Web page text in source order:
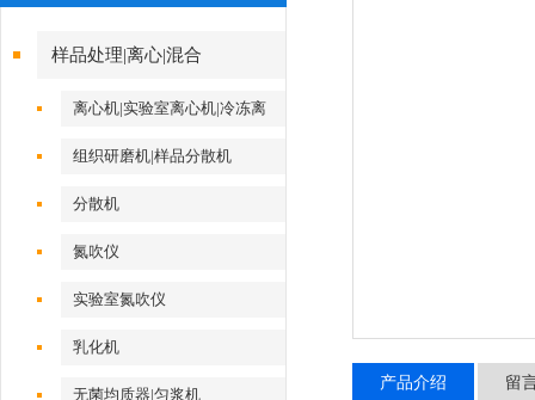
样品处理|离心|混合
离心机|实验室离心机|冷冻离
心机
组织研磨机|样品分散机
分散机
氮吹仪
实验室氮吹仪
乳化机
无菌均质器|匀浆机
产品介绍 留